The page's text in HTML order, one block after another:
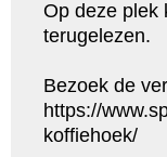
Op deze plek
terugelezen.
Bezoek de
https://
koffiehoek/